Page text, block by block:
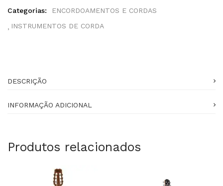
Categorias:
ENCORDOAMENTOS E CORDAS
INSTRUMENTOS DE CORDA
DESCRIÇÃO
INFORMAÇÃO ADICIONAL
Produtos relacionados